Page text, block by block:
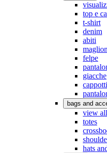
top e
t-shirt
denim
abiti
felpe
giacche
cappotti
bags and
view all
totes
hats